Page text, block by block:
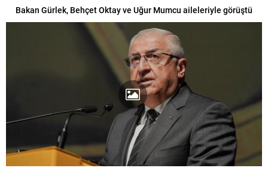
Bakan Gürlek, Behçet Oktay ve Uğur Mumcu aileleriyle görüştü